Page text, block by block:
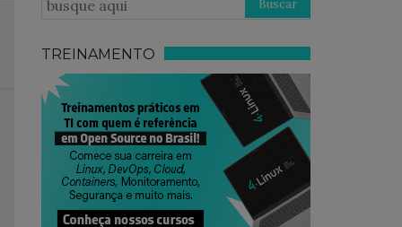
TREINAMENTO